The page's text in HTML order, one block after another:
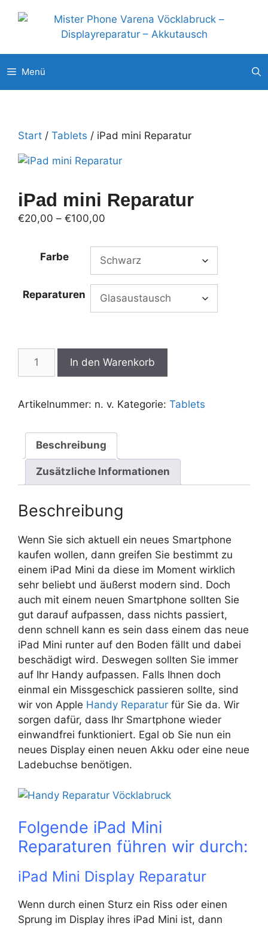
Inhalt
Menü
Start / Tablets / iPad mini Reparatur
iPad mini Reparatur
€20,00 – €100,00
bis
€100,00
Farbe
Reparaturen
mini
Menge
In den Warenkorb
Artikelnummer: n. v. Kategorie: Tablets
Beschreibung
Zusätzliche Informationen
Beschreibung
Wenn Sie sich aktuell ein neues Smartphone
kaufen wollen, dann greifen Sie bestimmt zu
einem iPad Mini da diese im Moment wirklich
sehr beliebt und äußerst modern sind. Doch
auch mit einem neuen Smartphone sollten Sie
gut darauf aufpassen, dass nichts passiert,
denn schnell kann es sein dass einem das neue
iPad Mini runter auf den Boden fällt und dabei
beschädigt wird. Deswegen sollten Sie immer
auf Ihr Handy aufpassen. Falls Ihnen doch
einmal ein Missgeschick passieren sollte, sind
wir von Apple Handy Reparatur für Sie da. Wir
sorgen dafür, dass Ihr Smartphone wieder
einwandfrei funktioniert. Egal ob Sie nun ein
neues Display einen neuen Akku oder eine neue
Ladebuchse benötigen.
Folgende iPad Mini
Reparaturen führen wir durch:
iPad Mini Display Reparatur
Wenn durch einen Sturz ein Riss oder einen
Sprung im Display ihres iPad Mini ist, dann
Unsere weitere Filialen: ◉ Pluscity Pasching◉ Interspar
Steyr ◉Europark Salzburg